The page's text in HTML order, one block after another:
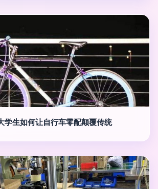
学生如何让自行车零配颠覆传统